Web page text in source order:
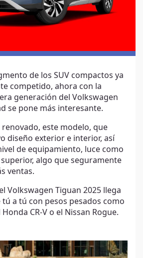
de los SUV compactos ya
competido, ahora con la
generación del Volkswagen
se pone más interesante.
este modelo, que
diseño exterior e interior, así
de equipamiento, luce como
algo que seguramente
ventas.
Volkswagen Tiguan 2025 llega
a tú con pesos pesados como
Honda CR-V o el Nissan Rogue.